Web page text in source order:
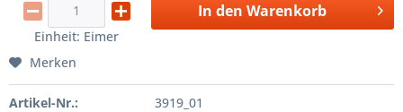
Einheit: Eimer
In den Warenkorb
Merken
Artikel-Nr.: 3919_01